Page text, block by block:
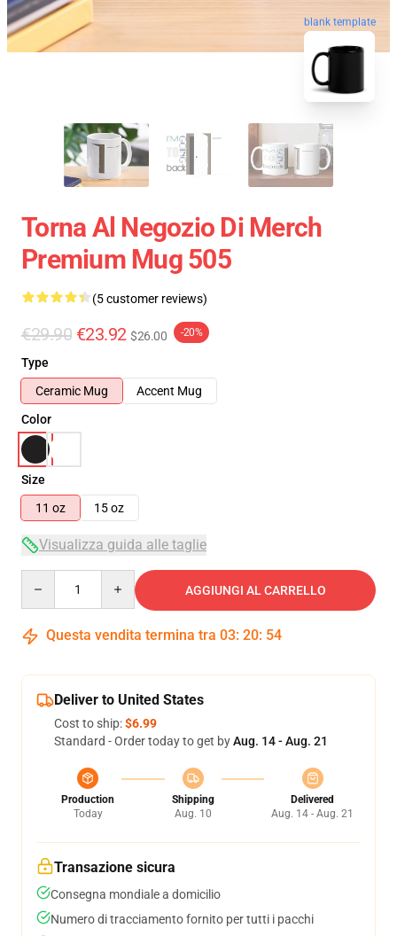
blank template
Torna Al Negozio Di Merch
Premium Mug 505
(5 customer reviews)
€29.90 €23.92 $26.00 -20%
Type
Ceramic Mug
Accent Mug
Color
Size
11 oz
15 oz
Visualizza guida alle taglie
AGGIUNGI AL CARRELLO
Questa vendita termina tra 03: 20: 53
Deliver to United States
Cost to ship:$6.99
Standard - Order today to get byAug. 14 - Aug. 21
Production
Today
Shipping
Aug. 10
Delivered
Aug. 14 - Aug. 21
Transazione sicura
Consegna mondiale a domicilio
Numero di tracciamento fornito per tutti i pacchi